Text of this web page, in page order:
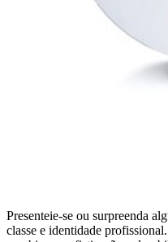
Presenteie-se ou surpreenda
classe e identidade